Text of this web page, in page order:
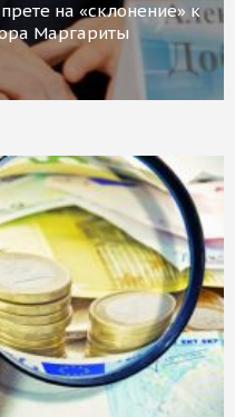
на «склонение» к
Маргариты